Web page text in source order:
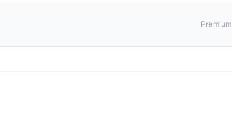
Premium